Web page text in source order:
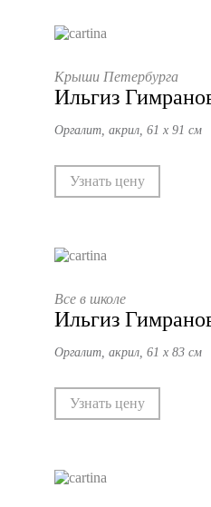
Крыши Петербурга
Ильгиз
Оргалит, акрил, 61 х 91 см
Узнать цену
Все в школе
Ильгиз
Оргалит, акрил, 61 х 83 см
Узнать цену